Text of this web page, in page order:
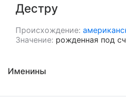
Дестру
Происхождение:
Значение: рожденная под
Именины